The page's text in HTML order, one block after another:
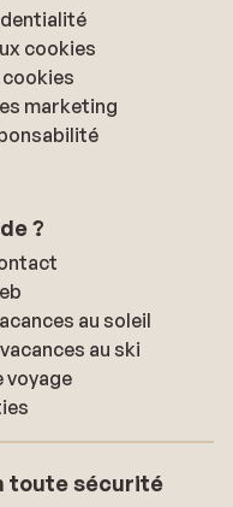
cookies
marketing
?
au soleil
au ski
voyage
toute sécurité